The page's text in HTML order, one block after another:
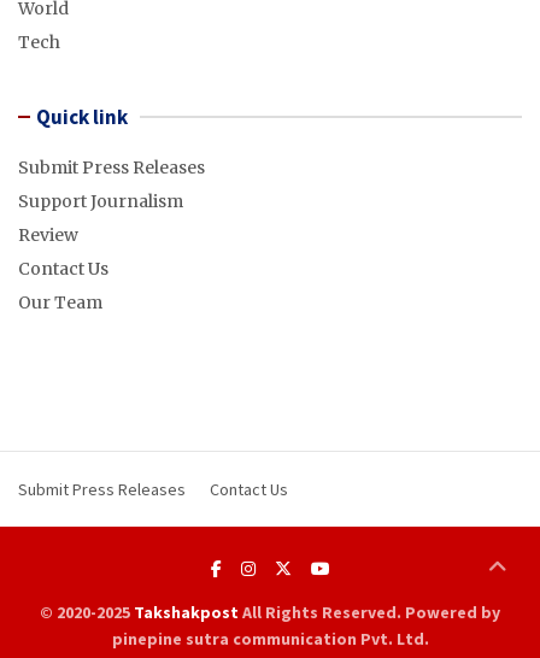
World
Tech
Quick link
Submit Press Releases
Support Journalism
Review
Contact Us
Our Team
Submit Press Releases Contact Us
© 2020-2025 TakshakpostAll Rights Reserved. Powered by
pinepine sutra communication Pvt. Ltd.